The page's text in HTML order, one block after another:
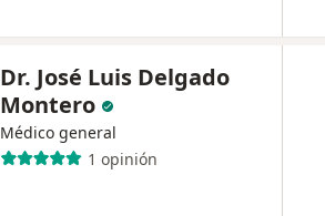
Dr. José Luis Delgado
Montero
Médico general
1 opinión